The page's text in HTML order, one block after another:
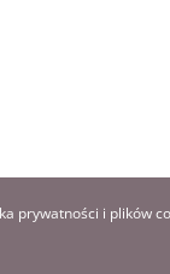
prywatności i plików